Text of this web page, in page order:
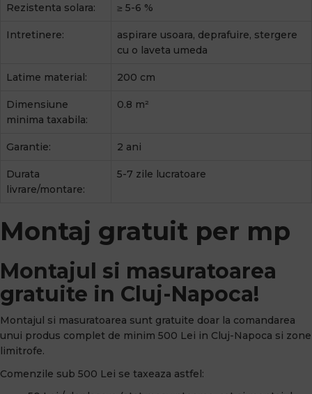
Rezistenta solara: ≥ 5-6 %
Intretinere:
aspirare usoara, deprafuire, stergere
cu o laveta umeda
Latime material: 200 cm
Dimensiune
minima taxabila:
0.8 m²
Garantie: 2 ani
Durata
livrare/montare:
5-7 zile lucratoare
Montaj gratuit per mp
Montajul si masuratoarea
gratuite in Cluj-Napoca!
Montajul si masuratoarea sunt gratuite doar la comandarea
unui produs complet de minim 500 Lei in Cluj-Napoca si zone
limitrofe.
Comenzile sub 500 Lei se taxeaza astfel: